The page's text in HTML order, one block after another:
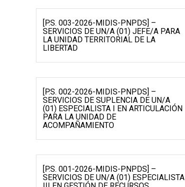
[P.S. 003-2026-MIDIS-PNPDS] –
SERVICIOS DE UN/A (01) JEFE/A PARA
LA UNIDAD TERRITORIAL DE LA
LIBERTAD
[P.S. 002-2026-MIDIS-PNPDS] –
SERVICIOS DE SUPLENCIA DE UN/A
(01) ESPECIALISTA I EN ARTICULACIÓN
PARA LA UNIDAD DE
ACOMPAÑAMIENTO
[P.S. 001-2026-MIDIS-PNPDS] –
SERVICIOS DE UN/A (01) ESPECIALISTA